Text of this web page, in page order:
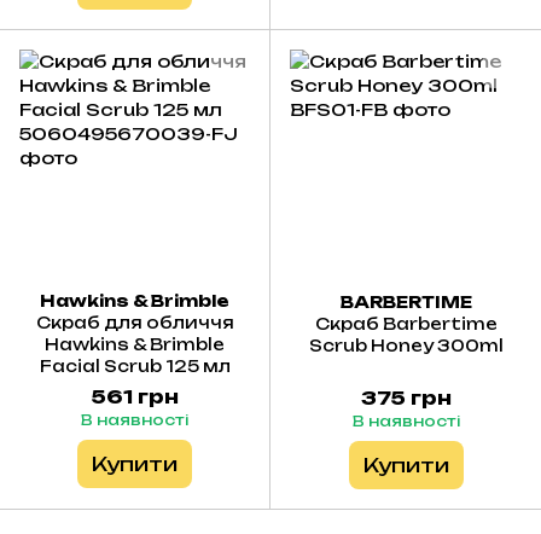
Hawkins & Brimble
Скраб для обличчя
Hawkins & Brimble
Facial Scrub 125 мл
561 грн
В наявності
Купити
BARBERTIME
Скраб Barbertime
Scrub Honey 300ml
375 грн
В наявності
Купити